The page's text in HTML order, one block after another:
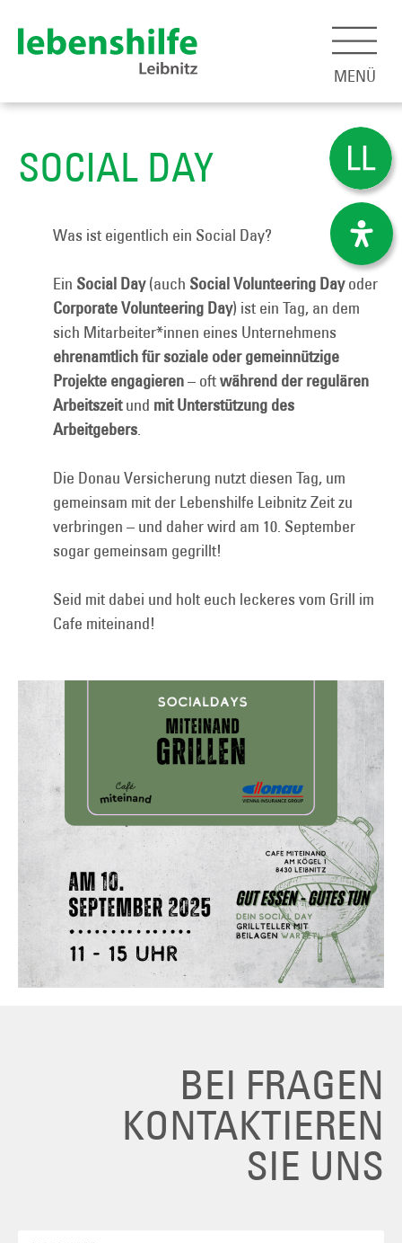
MENÜ
SOCIAL DAY
Was ist eigentlich ein Social Day?
Ein Social Day(auch Social Volunteering Dayoder
Corporate Volunteering Day) ist ein Tag, an dem
sich Mitarbeiter*innen eines Unternehmens
ehrenamtlich für soziale oder gemeinnützige
Projekte engagieren– oftwährend der regulären
Arbeitszeitund mit Unterstützung des
Arbeitgebers.
Die Donau Versicherung nutzt diesen Tag, um
gemeinsam mit der Lebenshilfe Leibnitz Zeit zu
verbringen – und daher wird am 10. September
sogar gemeinsam gegrillt!
Seid mit dabei und holt euch leckeres vom Grill im
Cafe miteinand!
BEI FRAGEN
KONTAKTIEREN
SIE UNS